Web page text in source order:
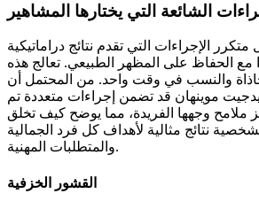
الشائعة التي يختارها المشاهير
الإجراءات التي تقدم نتائج دراماتيكية
مع الحفاظ على المظهر الطبيعي. تعالج هذه
والنسب في وقت واحد. من المحتمل أن
موينهان قد تضمن إجراءات متعددة تم
ملامح وجهها الفريدة، مما يوضح كيف تخلق
نتائج مثالية لأهداف كل فرد الجمالية
والمتطلبات المهنية.
القشور الخزفية